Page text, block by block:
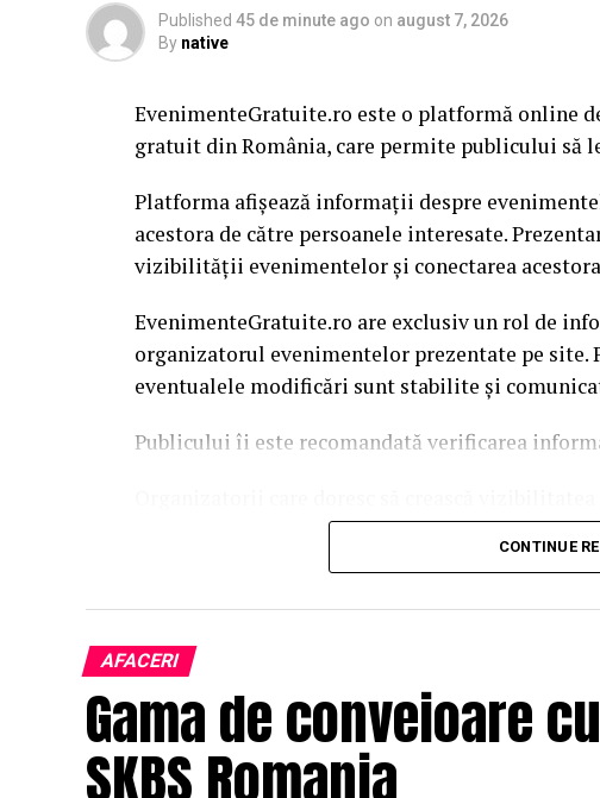
Published 45 de minute ago on august 7, 2026
By native
EvenimenteGratuite.ro este o platformă online
gratuit din România, care permite publicului să
Platforma afișează informații despre
acestora de către persoanele interesate.
vizibilității evenimentelor și conectarea
EvenimenteGratuite.ro are exclusiv un rol de
organizatorul evenimentelor prezentate pe
eventualele modificări sunt stabilite și
Publicului îi este recomandată verificarea
solicita o ofertă de promovare din partea
CONTINUE
AFACERI
Gama de conveioare
SKBS Romania